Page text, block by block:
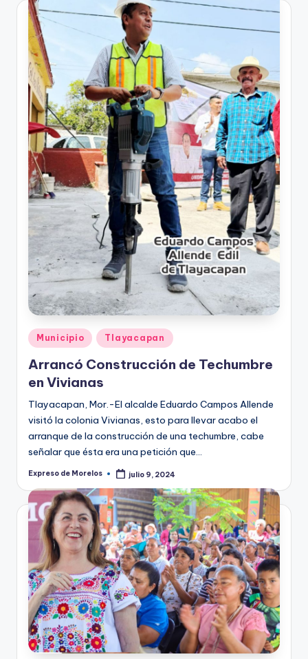
Publicado
en
Municipio Tlayacapan
Arrancó Construcción de Techumbre
en Vivianas
Tlayacapan, Mor.-El alcalde Eduardo Campos Allende
visitó la colonia Vivianas, esto para llevar acabo el
arranque de la construcción de una techumbre, cabe
señalar que ésta era una petición que…
Publicado
Expreso de Morelos julio 9, 2024